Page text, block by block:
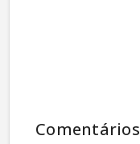
Comentários